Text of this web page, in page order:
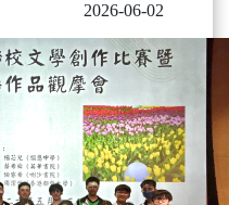
2026-06-02